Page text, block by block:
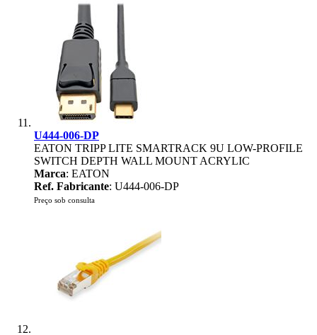
U444-006-DP
EATON TRIPP LITE SMARTRACK 9U LOW-PROFILE
SWITCH DEPTH WALL MOUNT ACRYLIC
Marca: EATON
Ref. Fabricante: U444-006-DP
Preço sob consulta